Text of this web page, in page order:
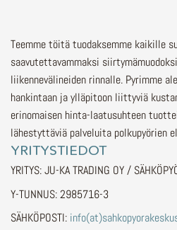
Teemme töitä tuodaksemme kaikille
saavutettavammaksi
liikennevälineiden rinnalle. Pyrimme
hankintaan ja ylläpitoon liittyviä
erinomaisen hinta-laatusuhteen
lähestyttäviä palveluita polkupyörien
YRITYSTIEDOT
YRITYS: JU-KA TRADING OY /
Y-TUNNUS: 2985716-3
SÄHKÖPOSTI: